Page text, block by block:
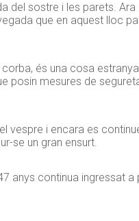
del sostre i les parets.
que en aquest lloc
és una cosa
posin mesures de
vespre i encara es
se un gran ensurt.
anys continua ingressat a